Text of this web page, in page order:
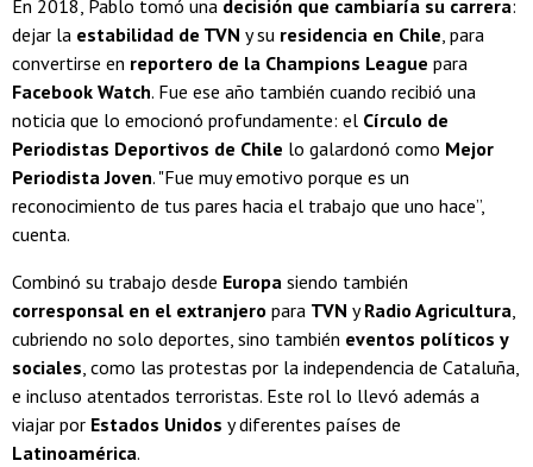
En 2018, Pablo tomó una decisión que cambiaría su carrera:
dejar la estabilidad de TVN y su residencia en Chile, para
convertirse en reportero de la Champions League para
Facebook Watch. Fue ese año también cuando recibió una
noticia que lo emocionó profundamente: el Círculo de
Periodistas Deportivos de Chile lo galardonó como Mejor
Periodista Joven. "Fue muy emotivo porque es un
reconocimiento de tus pares hacia el trabajo que uno hace”,
cuenta.
Combinó su trabajo desde Europa siendo también
corresponsal en el extranjero para TVN yRadio Agricultura,
cubriendo no solo deportes, sino también eventos políticos y
sociales, como las protestas por la independencia de Cataluña,
e incluso atentados terroristas. Este rol lo llevó además a
viajar por Estados Unidos y diferentes países de
Latinoamérica.